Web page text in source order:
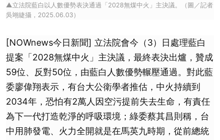
▲立法院藍白以人數優勢表決通過「2028無煤中火」主決議。（圖／記者
吳翊緁攝，2025.06.03）
[NOWnews今日新聞] 立法院會今（3）日處理藍白
提案「2028無煤中火」主決議，最終表決出爐，贊成
59位、反對50位，由藍白人數優勢輾壓通過。對此藍
委廖偉翔表示，有台大公衛學者推估，中火持續到
2034年，恐怕有2萬人因空污提前失去生命，有責任
為下一代打造乾淨的呼吸環境；綠委蔡其昌則稱，台
中用肺發電、火力全開就是在馬英九時期，從前總統